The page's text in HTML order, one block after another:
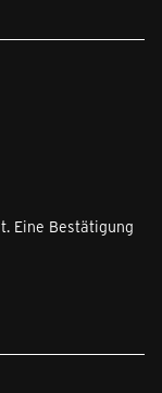
Eine Bestätigung